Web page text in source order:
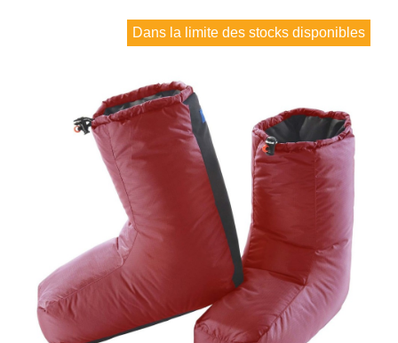
Dans la limite des stocks disponibles